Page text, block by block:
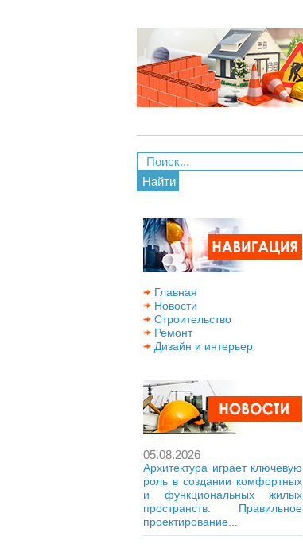
Найти
Главная
Новости
Строительство
Ремонт
Дизайн и интерьер
05.08.2026
Архитектура играет ключевую
роль в создании комфортных
и функциональных жилых
пространств. Правильное
проектирование...